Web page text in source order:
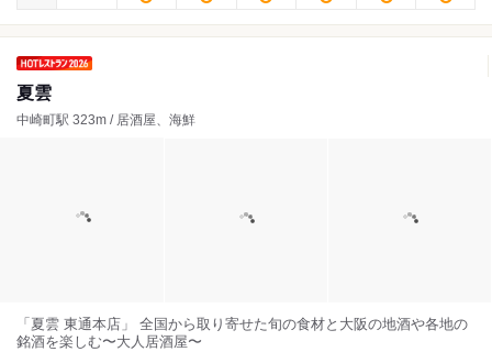
夏雲
中崎町駅 323m / 居酒屋、海鮮
「夏雲 東通本店」 全国から取り寄せた旬の食材と大阪の地酒や各地の
銘酒を楽しむ〜大人居酒屋〜